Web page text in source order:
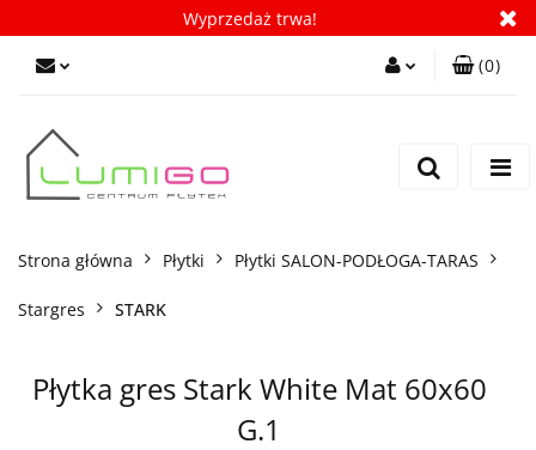
Wyprzedaż trwa!
(0)
Strona główna Płytki Płytki SALON-PODŁOGA-TARAS
Stargres STARK
Płytka gres Stark White Mat 60x60
G.1